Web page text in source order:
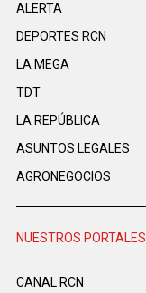
ALERTA
DEPORTES RCN
LA MEGA
TDT
LA REPÚBLICA
ASUNTOS LEGALES
AGRONEGOCIOS
NUESTROS PORTALES
CANAL RCN